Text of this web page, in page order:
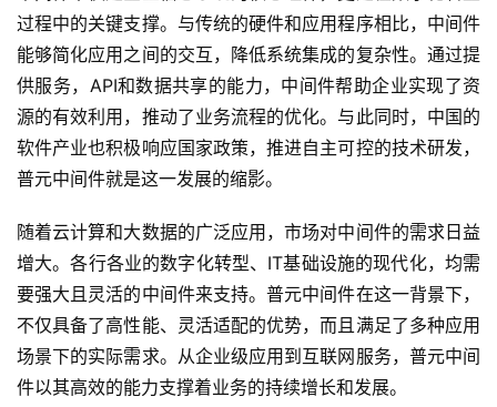
过程中的关键支撑。与传统的硬件和应用程序相比，中间件
能够简化应用之间的交互，降低系统集成的复杂性。通过提
供服务，API和数据共享的能力，中间件帮助企业实现了资
源的有效利用，推动了业务流程的优化。与此同时，中国的
软件产业也积极响应国家政策，推进自主可控的技术研发，
普元中间件就是这一发展的缩影。
随着云计算和大数据的广泛应用，市场对中间件的需求日益
增大。各行各业的数字化转型、IT基础设施的现代化，均需
要强大且灵活的中间件来支持。普元中间件在这一背景下，
不仅具备了高性能、灵活适配的优势，而且满足了多种应用
场景下的实际需求。从企业级应用到互联网服务，普元中间
件以其高效的能力支撑着业务的持续增长和发展。